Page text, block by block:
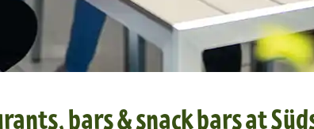
bars & snack bars at